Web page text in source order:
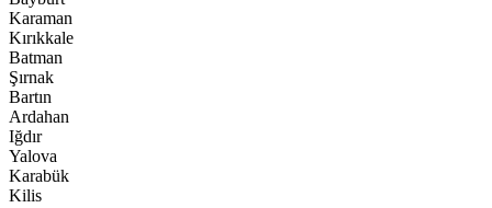
Karaman
Kırıkkale
Batman
Şırnak
Bartın
Ardahan
Iğdır
Yalova
Karabük
Kilis